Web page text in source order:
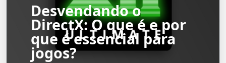
Desvendando o
DirectX: O que é e por
que é essencial para
jogos?